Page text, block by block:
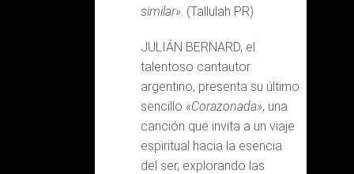
similar». (Tallulah PR)
JULIÁN BERNARD, el
talentoso cantautor
argentino, presenta su último
sencillo «Corazonada», una
canción que invita a un viaje
espiritual hacia la esencia
del ser, explorando las